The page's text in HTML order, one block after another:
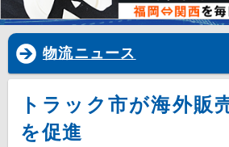
物流ニュース
トラック市が海外
を促進